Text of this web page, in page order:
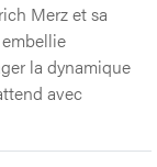
Merz et sa
la dynamique
avec